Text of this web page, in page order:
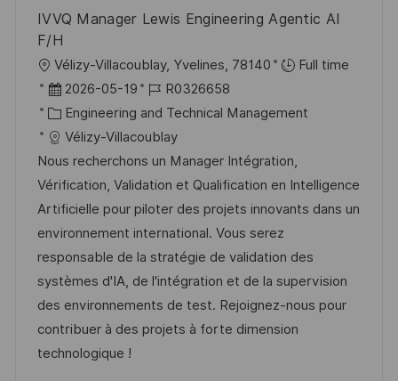
g
ö
e
t
n
IVVQ Manager Lewis Engineering Agentic AI
F/H
O
r
t
Vélizy-Villacoublay, Yvelines, 78140
Full time
D
a
t
u
m
d
e
r
V
e
r
ö
2026-05-19
J
o
b
-
I
D
R0326658
K
a
t
e
g
o
r
i
e
Engineering and Technical Management
Vélizy-Villacoublay
Nous recherchons un Manager Intégration,
Vérification, Validation et Qualification en Intelligence
Artificielle pour piloter des projets innovants dans un
environnement international. Vous serez
responsable de la stratégie de validation des
systèmes d'IA, de l'intégration et de la supervision
des environnements de test. Rejoignez-nous pour
contribuer à des projets à forte dimension
technologique !